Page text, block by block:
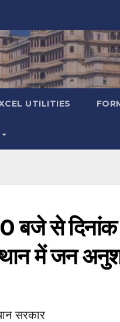
UTILITIES
बजे से
में जन
सरकार